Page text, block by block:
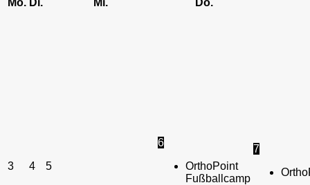
3 4 5
6
OrthoPoint
Fußballcamp
7